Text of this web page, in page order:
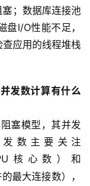
；数据库连接池
I/O性能不足，
应用的线程堆栈
发数计算有什么
塞模型，其并发
数主要关注
核心数）和
最大连接数），